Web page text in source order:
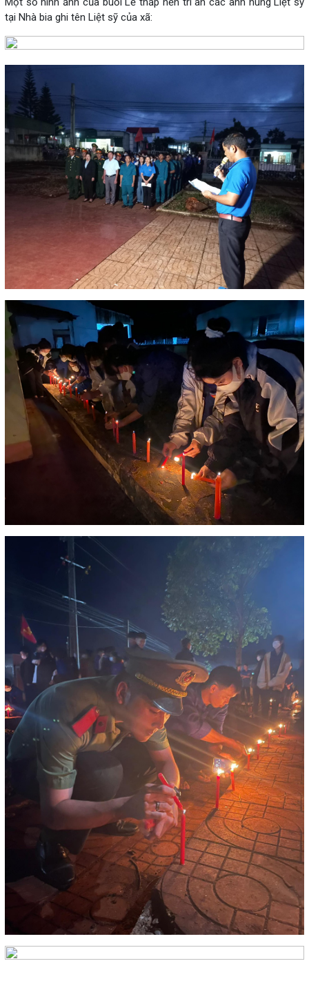
tại Nhà bia ghi tên Liệt sỹ của xã: